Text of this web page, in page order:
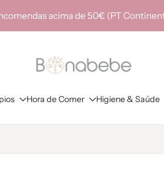
acima de 50€ (PT
Hora de Comer Higiene & Saúde